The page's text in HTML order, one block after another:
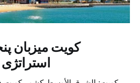
کویت میزبان